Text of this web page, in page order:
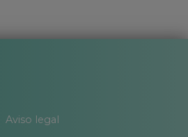
Aviso legal